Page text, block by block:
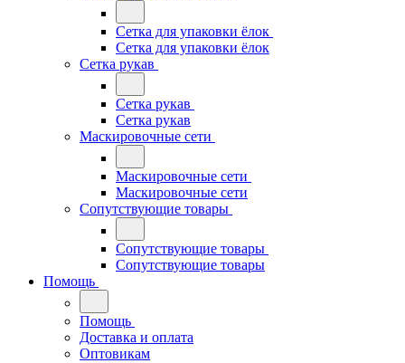
Сетка для упаковки ёлок
Сетка для упаковки ёлок
Сетка рукав
Сетка рукав
Сетка рукав
Маскировочные сети
Маскировочные сети
Маскировочные сети
Сопутствующие товары
Сопутствующие товары
Сопутствующие товары
Помощь
Помощь
Доставка и оплата
Оптовикам